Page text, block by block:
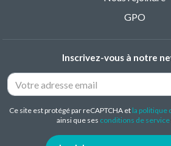
GPO
Inscrivez-vous à notre
Ce site est protégé par reCAPTCHA et la politique
ainsi que ses conditions de service